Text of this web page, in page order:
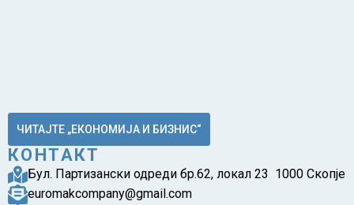
ЧИТАЈТЕ „ЕКОНОМИЈА И БИЗНИС“
КОНТАКТ
Бул. Партизански одреди бр.62, локал 23 1000 Скопје
euromakcompany@gmail.com